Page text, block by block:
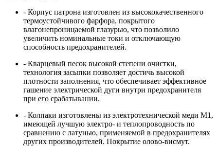
- Корпус патрона изготовлен из высококачественного
термоустойчивого фарфора, покрытого
влагонепроницаемой глазурью, что позволило
увеличить номинальные токи и отключающую
способность предохранителей.
- Кварцевый песок высокой степени очистки,
технология засыпки позволяет достичь высокой
плотности заполнения, что обеспечивает эффективное
гашение электрической дуги внутри предохранителя
при его срабатывании.
- Колпаки изготовлены из электротехнической меди М1,
имеющей лучшую электро- и теплопроводность по
сравнению с латунью, применяемой в предохранителях
других производителей. Покрытие олово-висмут.